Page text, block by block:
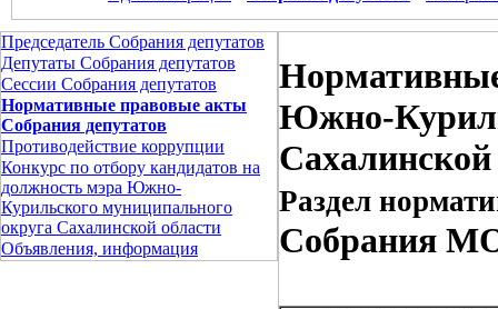
Председатель Собрания депутатов
Депутаты Собрания депутатов
Сессии Собрания депутатов
Нормативные правовые акты
Собрания депутатов
Противодействие коррупции
Конкурс по отбору кандидатов на
должность мэра Южно-
Курильского муниципального
округа Сахалинской области
Объявления, информация
Южно-
Сахалинской
Раздел
Собрания